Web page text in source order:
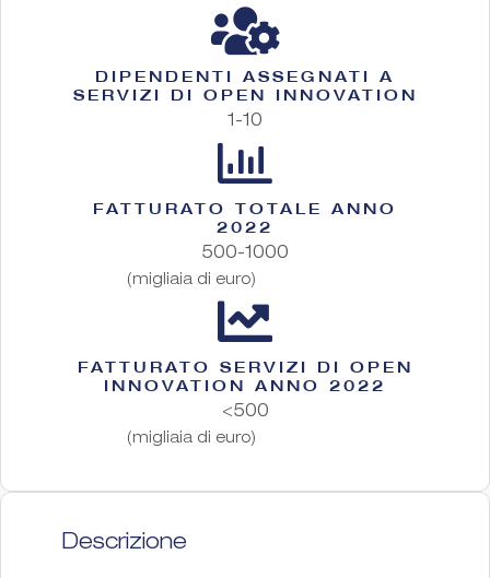
DIPENDENTI ASSEGNATI A
SERVIZI DI OPEN INNOVATION
1-10
FATTURATO TOTALE ANNO
2022
500-1000
(migliaia di euro)
FATTURATO SERVIZI DI OPEN
INNOVATION ANNO 2022
<500
(migliaia di euro)
Descrizione